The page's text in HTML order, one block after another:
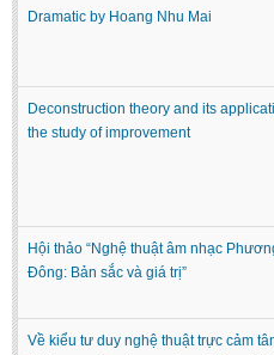
Dramatic by Hoang Nhu Mai
Deconstruction theory and its
the study of improvement
Hội thảo “Nghệ thuật âm nhạc
Đông: Bản sắc và giá trị”
Về kiểu tư duy nghệ thuật trực cảm